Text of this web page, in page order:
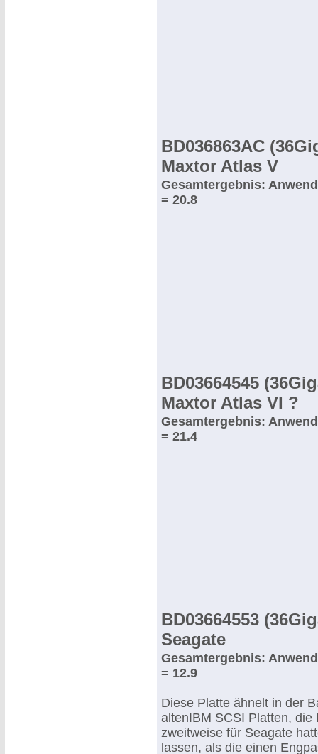
BD036863AC
Maxtor Atlas V
Gesamtergebnis:
= 20.8
BD03664545
Maxtor Atlas VI ?
Gesamtergebnis:
= 21.4
BD03664553
Seagate
Gesamtergebnis:
= 12.9
Diese Platte ähnelt in der
altenIBM SCSI Platten, die
zweitweise für Seagate
lassen, als die einen